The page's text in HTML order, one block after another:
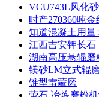
VCU743L风化
时产270360吨
知道混凝土用量
江西吉安钾长石
湖南高压悬辊磨
镁砂LM立式辊
锥型雷蒙磨
萤石 冶炼磨粉